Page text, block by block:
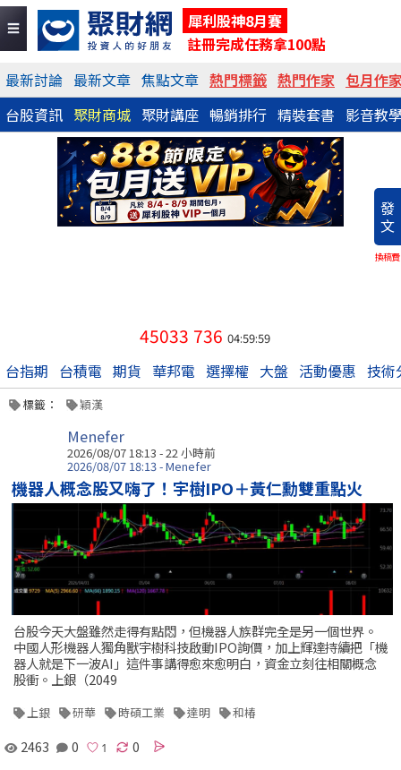
犀利股神8月賽
註冊完成任務拿100點
最新討論 最新文章 焦點文章 熱門標籤 熱門作家 包月作
台股資訊 聚財商城 聚財講座 暢銷排行 精裝套書 影音教
發
文
換稿費
45033 736 04:59:59
台指期 台積電 期貨 華邦電 選擇權 大盤 活動優惠 技術
標籤： 穎漢
Menefer
2026/08/07 18:13 -22 小時前
2026/08/07 18:13 - Menefer
機器人概念股又嗨了！宇樹IPO＋黃仁勳雙重點火
台股今天大盤雖然走得有點悶，但機器人族群完全是另一個世界。
中國人形機器人獨角獸宇樹科技啟動IPO詢價，加上輝達持續把「機
器人就是下一波AI」這件事講得愈來愈明白，資金立刻往相關概念
股衝。上銀（2049
上銀 研華 時碩工業 達明 和椿
2463 0 0